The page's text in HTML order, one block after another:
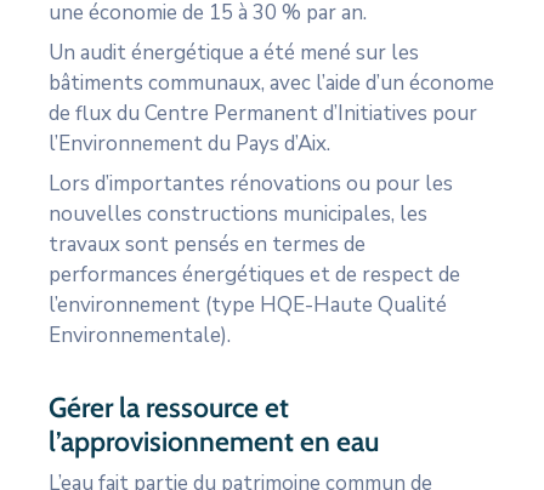
une économie de 15 à 30 % par an.
Un audit énergétique a été mené sur les
bâtiments communaux, avec l’aide d’un économe
de flux du Centre Permanent d’Initiatives pour
l’Environnement du Pays d’Aix.
Lors d’importantes rénovations ou pour les
nouvelles constructions municipales, les
travaux sont pensés en termes de
performances énergétiques et de respect de
l’environnement (type HQE-Haute Qualité
Environnementale).
Gérer la ressource et
l’approvisionnement en eau
L’eau fait partie du patrimoine commun de